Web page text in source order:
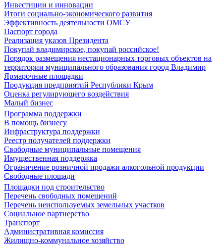
Инвестиции и инновации
Итоги социально-экономического развития
Эффективность деятельности ОМСУ
Паспорт города
Реализация указов Президента
Покупай владимирское, покупай российское!
Порядок размещения нестационарных торговых объектов на
территории муниципального образования город Владимир
Ярмарочные площадки
Продукция предприятий Республики Крым
Оценка регулирующего воздействия
Малый бизнес
Программа поддержки
В помощь бизнесу
Инфраструктура поддержки
Реестр получателей поддержки
Свободные муниципальные помещения
Имущественная поддержка
Ограничение розничной продажи алкогольной продукции
Свободные площади
Площадки под строительство
Перечень свободных помещений
Перечень неиспользуемых земельных участков
Социальное партнерство
Транспорт
Административная комиссия
Жилищно-коммунальное хозяйство